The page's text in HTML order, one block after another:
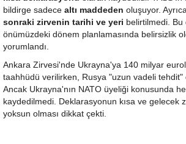
bildirge sadece altı maddeden oluşuyor.
sonraki zirvenin tarihi ve yeri belirtilmedi. Bu
önümüzdeki dönem planlamasında belirsizlik
yorumlandı.
Ankara Zirvesi'nde Ukrayna'ya 140 milyar
taahhüdü verilirken, Rusya "uzun vadeli tehdit"
Ancak Ukrayna'nın NATO üyeliği konusunda
kaydedilmedi. Deklarasyonun kısa ve gelecek
yoksun olması dikkat çekti.